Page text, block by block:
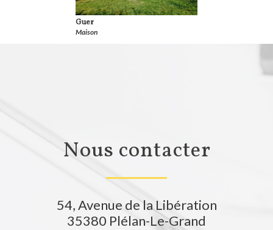
Guer
Maison
nous contacter
54, Avenue de la Libération
35380 Plélan-Le-Grand